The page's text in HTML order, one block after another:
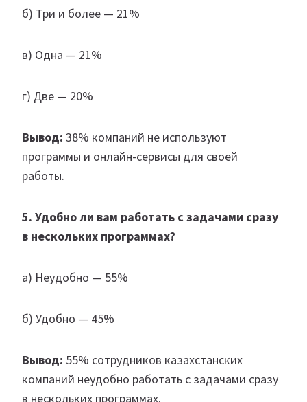
б) Три и более — 21%
в) Одна — 21%
г) Две — 20%
Вывод: 38% компаний не используют
программы и онлайн-сервисы для своей
работы.
5. Удобно ли вам работать с задачами сразу
в нескольких программах?
а) Неудобно — 55%
б) Удобно — 45%
Вывод: 55% сотрудников казахстанских
компаний неудобно работать с задачами сразу
в нескольких программах.